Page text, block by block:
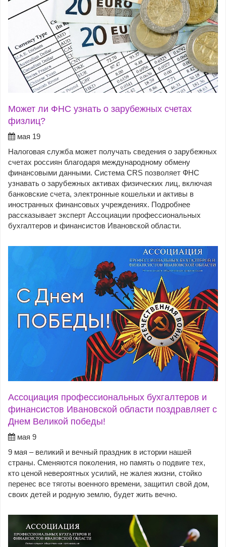
Может ли ФНС узнать о зарубежных счетах
физлиц?
мая 19
Налоговая служба может получать сведения о зарубежных
счетах россиян благодаря международному обмену
финансовыми данными. Система CRS позволяет ФНС
узнавать о зарубежных активах физических лиц, включая
банковские счета, электронные кошельки и активы в
иностранных финансовых учреждениях. Подробнее
рассказывает эксперт Ассоциации профессиональных
бухгалтеров и финансистов Ивановской области.
Ассоциация профессиональных бухгалтеров и
финансистов Ивановской области поздравляет с
Днем Великой победы!
мая 9
9 мая – великий и вечный праздник в истории нашей
страны. Сменяются поколения, но память о подвиге тех,
кто ценой невероятных усилий, не жалея жизни, стойко
перенес все тяготы военного времени, защитил свой дом,
своих детей и родную землю, будет жить вечно.